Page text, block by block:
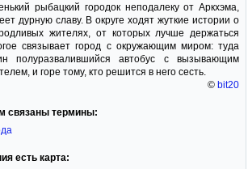
рыбацкий городок неподалеку от Аркхэма,
дурную славу. В округе ходят жуткие истории о
жителях, от которых лучше держаться
связывает город с окружающим миром: туда
полуразвалившийся автобус с вызывающим
и горе тому, кто решится в него сесть.
© bit20
связаны термины:
есть карта: